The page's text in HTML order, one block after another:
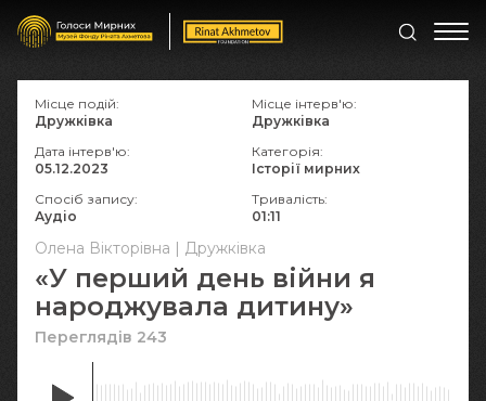
Олена Вікторівна | Дружківка
«У перший день війни я
народжувала дитину»
Переглядів 243
Місце подій:
Дружківка
Місце інтерв'ю:
Дружківка
Дата інтерв'ю:
05.12.2023
Категорія:
Історії мирних
Спосіб запису:
Аудіо
Тривалість:
01:11